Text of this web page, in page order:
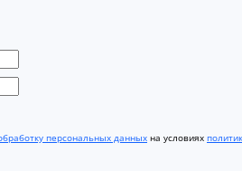
персональных данных на условиях